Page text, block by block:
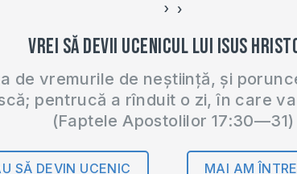
‹ ›
Vrei să devii ucenicul lui Isus
de vremurile de neștiință, și
pentrucă a rînduit o zi, în care
(Faptele Apostolilor 17:30—31)
SĂ DEVIN UCENIC MAI AM